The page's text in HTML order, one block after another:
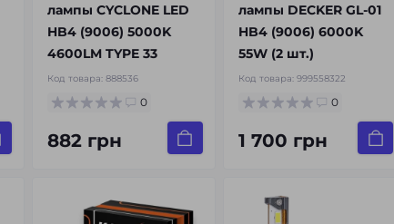
лампы CYCLONE LED
HB4 (9006) 5000K
4600LM TYPE 33
Код товара: 888536
0
882 грн
лампы DECKER GL-01
HB4 (9006) 6000K
55W (2 шт.)
Код товара: 999558322
0
1 700 грн